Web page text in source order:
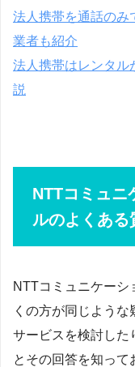
法人携帯を通話のみ
業者も紹介
法人携帯はレンタル
説
NTTコミュニ
ルのよくある
NTTコミュニケーシ
くの方が同じような
サービスを検討した
とその回答を知って